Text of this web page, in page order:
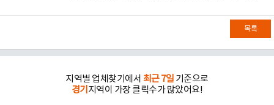
목록
지역별 업체찾기에서 최근 7일 기준으로
경기 지역이 가장 클릭수가 많았어요!